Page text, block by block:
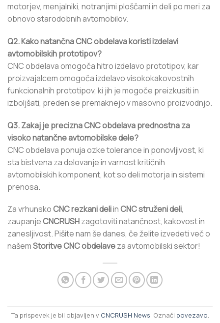
motorjev, menjalniki, notranjimi ploščami in deli po meri za
obnovo starodobnih avtomobilov.
Q2. Kako natančna CNC obdelava koristi izdelavi
avtomobilskih prototipov?
CNC obdelava omogoča hitro izdelavo prototipov, kar
proizvajalcem omogoča izdelavo visokokakovostnih
funkcionalnih prototipov, ki jih je mogoče preizkusiti in
izboljšati, preden se premaknejo v masovno proizvodnjo.
Q3. Zakaj je precizna CNC obdelava prednostna za
visoko natančne avtomobilske dele?
CNC obdelava ponuja ozke tolerance in ponovljivost, ki
sta bistvena za delovanje in varnost kritičnih
avtomobilskih komponent, kot so deli motorja in sistemi
prenosa.
Za vrhunskoCNC rezkani deliinCNC struženi deli,
zaupanjeCNCRUSHzagotoviti natančnost, kakovost in
zanesljivost. Pišite nam še danes, če želite izvedeti več o
našemStoritve CNC obdelaveza avtomobilski sektor!
Ta prispevek je bil objavljen v CNCRUSH News. Označi povezavo.